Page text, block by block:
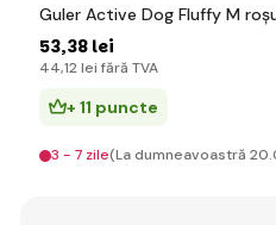
Guler Active Dog Fluffy M
53,38 lei
44,12 lei fără TVA
+ 11 puncte
3 - 7 zile(La dumneavoastră